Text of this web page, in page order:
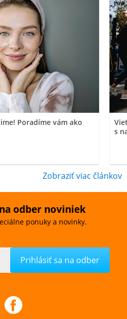
Poradíme vám ako
s
Zobraziť viac článkov
odber noviniek
ponuky a novinky.